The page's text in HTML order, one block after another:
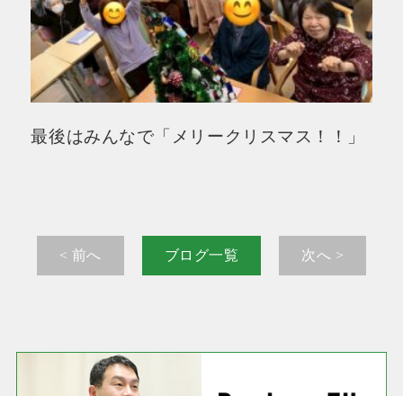
最後はみんなで「メリークリスマス！！」
< 前へ ブログ一覧 次へ >